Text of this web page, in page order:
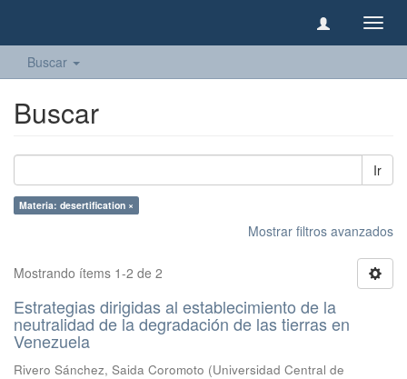
Buscar
Buscar
Ir
Materia: desertification ×
Mostrar filtros avanzados
Mostrando ítems 1-2 de 2
Estrategias dirigidas al establecimiento de la
neutralidad de la degradación de las tierras en
Venezuela
Rivero Sánchez, Saida Coromoto (Universidad Central de